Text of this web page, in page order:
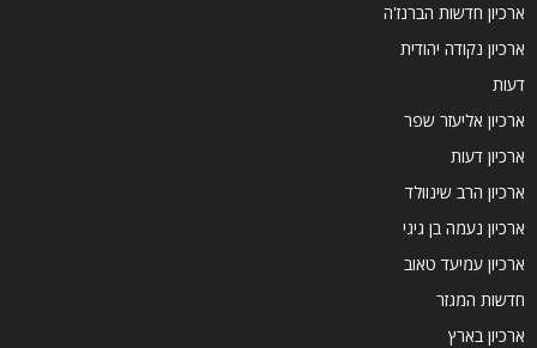
ארכיון חדשות הברנז'ה
ארכיון נקודה יהודית
דעות
ארכיון אליעזר שפר
ארכיון דעות
ארכיון הרב שינוולד
ארכיון נעמה בן גיגי
ארכיון עמיעד טאוב
חדשות המגזר
ארכיון בארץ